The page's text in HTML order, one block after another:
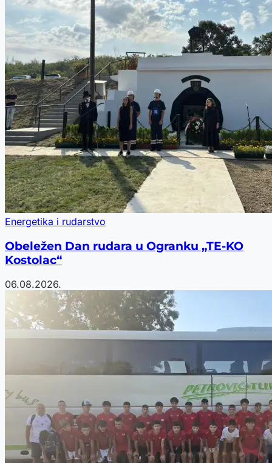
Energetika i rudarstvo
Obeležen Dan rudara u Ogranku „TE-KO
Kostolac“
06.08.2026.